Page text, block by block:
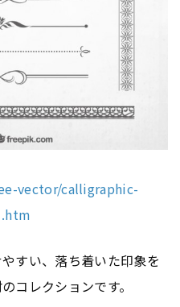
vector/calligraphic-
すい、落ち着いた印象を
コレクションです。